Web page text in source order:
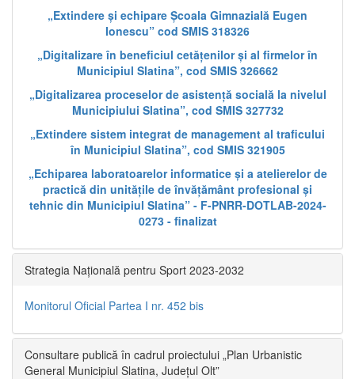
„Extindere și echipare Școala Gimnazială Eugen
Ionescu” cod SMIS 318326
„Digitalizare în beneficiul cetățenilor și al firmelor în
Municipiul Slatina”, cod SMIS 326662
„Digitalizarea proceselor de asistență socială la nivelul
Municipiului Slatina”, cod SMIS 327732
„Extindere sistem integrat de management al traficului
în Municipiul Slatina”, cod SMIS 321905
„Echiparea laboratoarelor informatice și a atelierelor de
practică din unitățile de învățământ profesional și
tehnic din Municipiul Slatina” - F-PNRR-DOTLAB-2024-
0273 - finalizat
Strategia Națională pentru Sport 2023-2032
Monitorul Oficial Partea I nr. 452 bis
Consultare publică în cadrul proiectului „Plan Urbanistic
General Municipiul Slatina, Județul Olt”